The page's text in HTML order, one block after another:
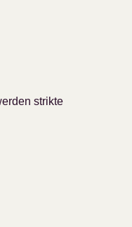
strikte